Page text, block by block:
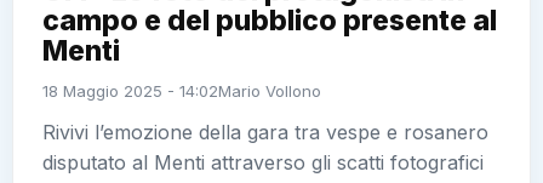
campo e del pubblico presente al
Menti
18 Maggio 2025 - 14:02Mario Vollono
Rivivi l’emozione della gara tra vespe e rosanero
disputato al Menti attraverso gli scatti fotografici